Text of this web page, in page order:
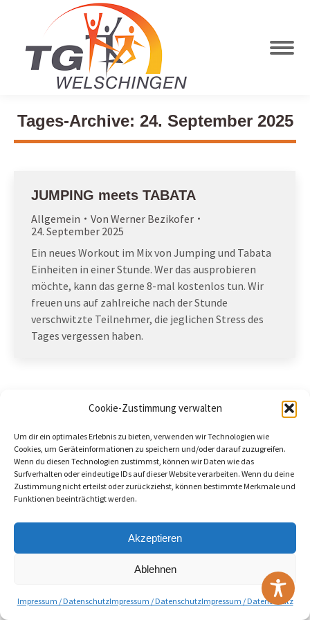
Cookie-Zustimmung verwalten
Um dir ein optimales Erlebnis zu bieten, verwenden wir Technologien wie
Cookies, um Geräteinformationen zu speichern und/oder darauf zuzugreifen.
Wenn du diesen Technologien zustimmst, können wir Daten wie das
Surfverhalten oder eindeutige IDs auf dieser Website verarbeiten. Wenn du deine
Zustimmung nicht erteilst oder zurückziehst, können bestimmte Merkmale und
Funktionen beeinträchtigt werden.
Akzeptieren
Ablehnen
Impressum / DatenschutzImpressum / DatenschutzImpressum / Datenschutz
Tages-Archive: 24. September 2025
JUMPING meets TABATA
Allgemein Von Werner Bezikofer
24. September 2025
Ein neues Workout im Mix von Jumping und Tabata
Einheiten in einer Stunde. Wer das ausprobieren
möchte, kann das gerne 8-mal kostenlos tun. Wir
freuen uns auf zahlreiche nach der Stunde
verschwitzte Teilnehmer, die jeglichen Stress des
Tages vergessen haben.
Useful Links